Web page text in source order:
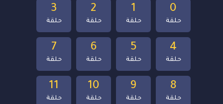
11
حلقة
10
حلقة
9
حلقة
8
حلقة
7
حلقة
6
حلقة
5
حلقة
4
حلقة
3
حلقة
2
حلقة
1
حلقة
0
حلقة